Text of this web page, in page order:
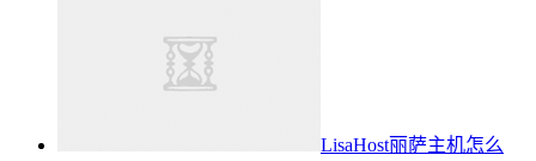
LisaHost丽萨主机怎么